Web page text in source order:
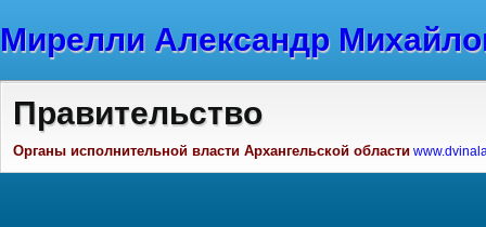
Мирелли Александр
Правительство
Органы исполнительной власти Архангельской области